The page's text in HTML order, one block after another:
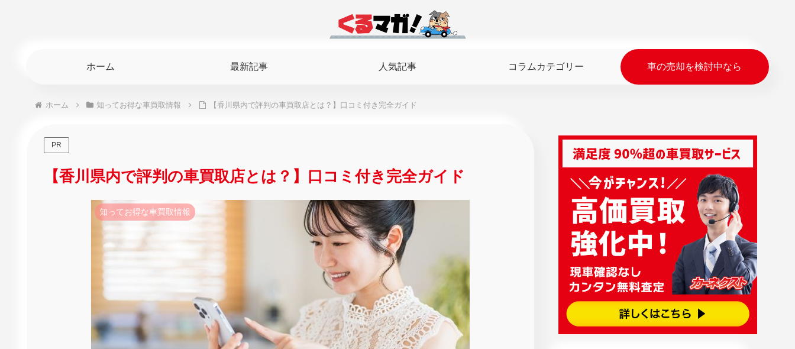
ホーム 最新記事 人気記事 コラムカテゴリー 車の売却を検討中なら
ホーム 知ってお得な車買取情報 【香川県内で評判の車買取店とは？】口コミ付き完全ガイド
PR
【香川県内で評判の車買取店とは？】口コミ付き完全ガイド
知ってお得な車買取情報